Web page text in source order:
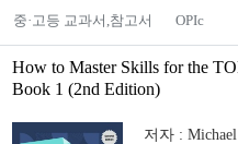
중·고등 교과서,참고서
OPIc
How to Master Skills for the
Book 1 (2nd Edition)
저자 :